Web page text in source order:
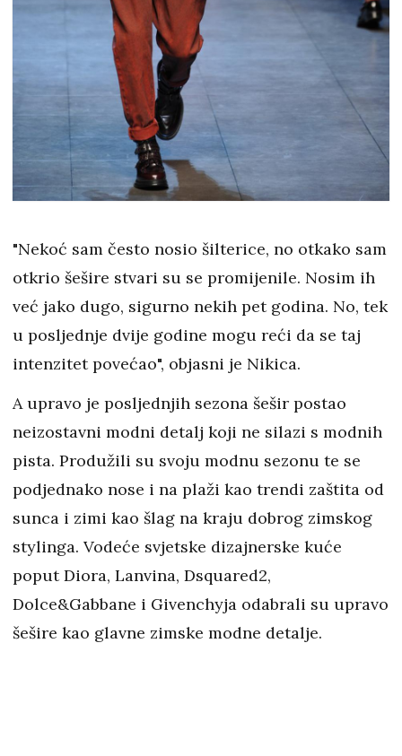
"Nekoć sam često nosio šilterice, no otkako sam
otkrio šešire stvari su se promijenile. Nosim ih
već jako dugo, sigurno nekih pet godina. No, tek
u posljednje dvije godine mogu reći da se taj
intenzitet povećao", objasni je Nikica.
A upravo je posljednjih sezona šešir postao
neizostavni modni detalj koji ne silazi s modnih
pista. Produžili su svoju modnu sezonu te se
podjednako nose i na plaži kao trendi zaštita od
sunca i zimi kao šlag na kraju dobrog zimskog
stylinga. Vodeće svjetske dizajnerske kuće
poput Diora, Lanvina, Dsquared2,
Dolce&Gabbane i Givenchyja odabrali su upravo
šešire kao glavne zimske modne detalje.